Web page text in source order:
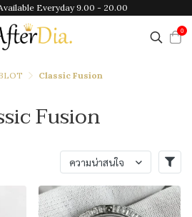
Everyday 9.00 - 20.00
0
Classic Fusion
Fusion
ความน่าสนใจ